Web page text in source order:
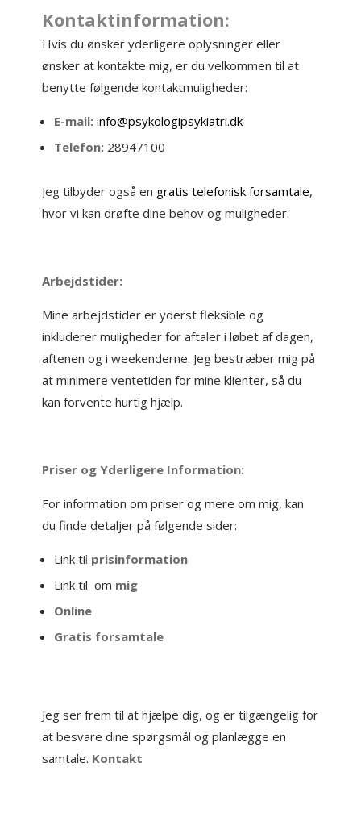
Kontaktinformation:
Hvis du ønsker yderligere oplysninger eller
ønsker at kontakte mig, er du velkommen til at
benytte følgende kontaktmuligheder:
E-mail: info@psykologipsykiatri.dk
Telefon: 28947100
Jeg tilbyder også en gratis telefonisk forsamtale,
hvor vi kan drøfte dine behov og muligheder.
Arbejdstider:
Mine arbejdstider er yderst fleksible og
inkluderer muligheder for aftaler i løbet af dagen,
aftenen og i weekenderne. Jeg bestræber mig på
at minimere ventetiden for mine klienter, så du
kan forvente hurtig hjælp.
Priser og Yderligere Information:
For information om priser og mere om mig, kan
du finde detaljer på følgende sider:
Link til prisinformation
Link til om mig
Online
Gratis forsamtale
Jeg ser frem til at hjælpe dig, og er tilgængelig for
at besvare dine spørgsmål og planlægge en
samtale. Kontakt